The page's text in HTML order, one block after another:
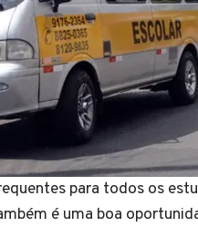
para todos os
é uma boa